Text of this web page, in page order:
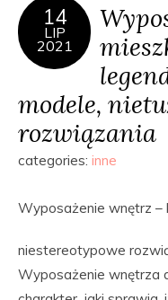
14
LIP
2021
modele,
rozwiązania
categories: inne
Wyposażenie wnętrz –
niestereotypowe
Wyposażenie wnętrza